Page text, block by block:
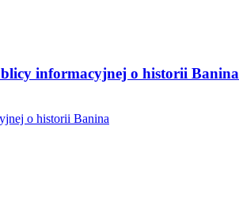
informacyjnej o historii Banina